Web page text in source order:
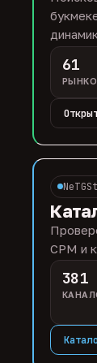
61
CPM и
381